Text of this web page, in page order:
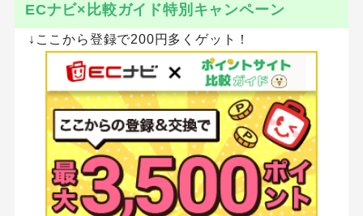
ECナビ×比較ガイド特別キャンペーン
↓ここから登録で200円多くゲット！